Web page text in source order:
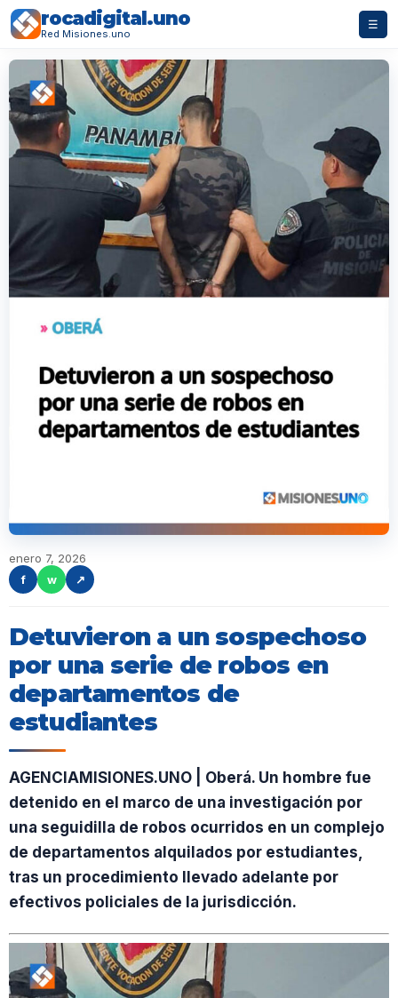
rocadigital.uno
Red Misiones.uno
☰
enero 7, 2026
f
w ↗
Detuvieron a un sospechoso
por una serie de robos en
departamentos de
estudiantes
AGENCIAMISIONES.UNO | Oberá. Un hombre fue
detenido en el marco de una investigación por
una seguidilla de robos ocurridos en un complejo
de departamentos alquilados por estudiantes,
tras un procedimiento llevado adelante por
efectivos policiales de la jurisdicción.